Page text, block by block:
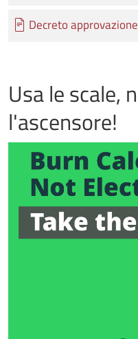
Documento
Decreto
Usa le scale,
l'ascensore!
Immagine